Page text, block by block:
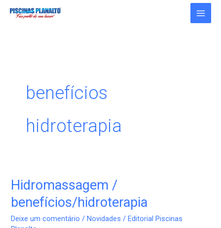
benefícios
hidroterapia
Hidromassagem /
benefícios/hidroterapia
Deixe um comentário /Novidades /Editorial Piscinas
Hidromassagem
/
benefícios/hidroterapia